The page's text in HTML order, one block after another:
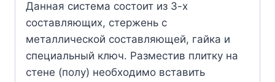
Данная система состоит из 3-х
составляющих, стержень с
металлической составляющей, гайка и
специальный ключ. Разместив плитку на
стене (полу) необходимо вставить